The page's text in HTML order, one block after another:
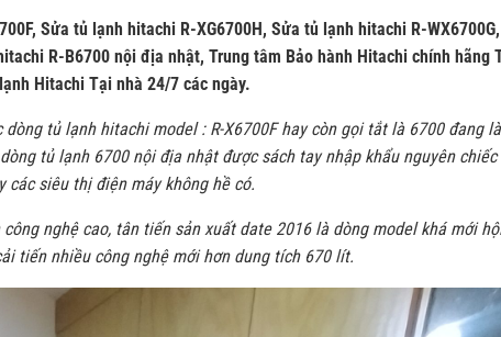
Sửa tủ lạnh hitachi R-XG6700H, Sửa tủ lạnh hitachi R-WX6700G,
R-B6700 nội địa nhật, Trung tâm Bảo hành Hitachi chính hãng
Hitachi Tại nhà 24/7 các ngày.
tủ lạnh hitachi model : R-X6700F hay còn gọi tắt là 6700 đang là
tủ lạnh 6700 nội địa nhật được sách tay nhập khẩu nguyên
siêu thị điện máy không hề có.
nghệ cao, tân tiến sản xuất date 2016 là dòng model khá mới
tiến nhiều công nghệ mới hơn dung tích 670 lít.